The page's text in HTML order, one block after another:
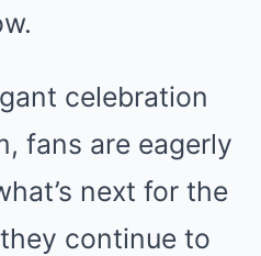
celebration
fans are eagerly
next for the
continue to